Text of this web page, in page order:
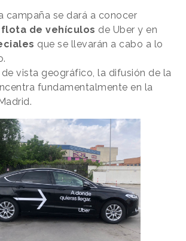
campaña se dará a conocer
de vehículos de Uber y en
que se llevarán a cabo a lo
vista geográfico, la difusión de la
fundamentalmente en la